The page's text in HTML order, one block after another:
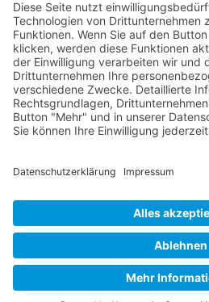
Datenschutz|Sitemap